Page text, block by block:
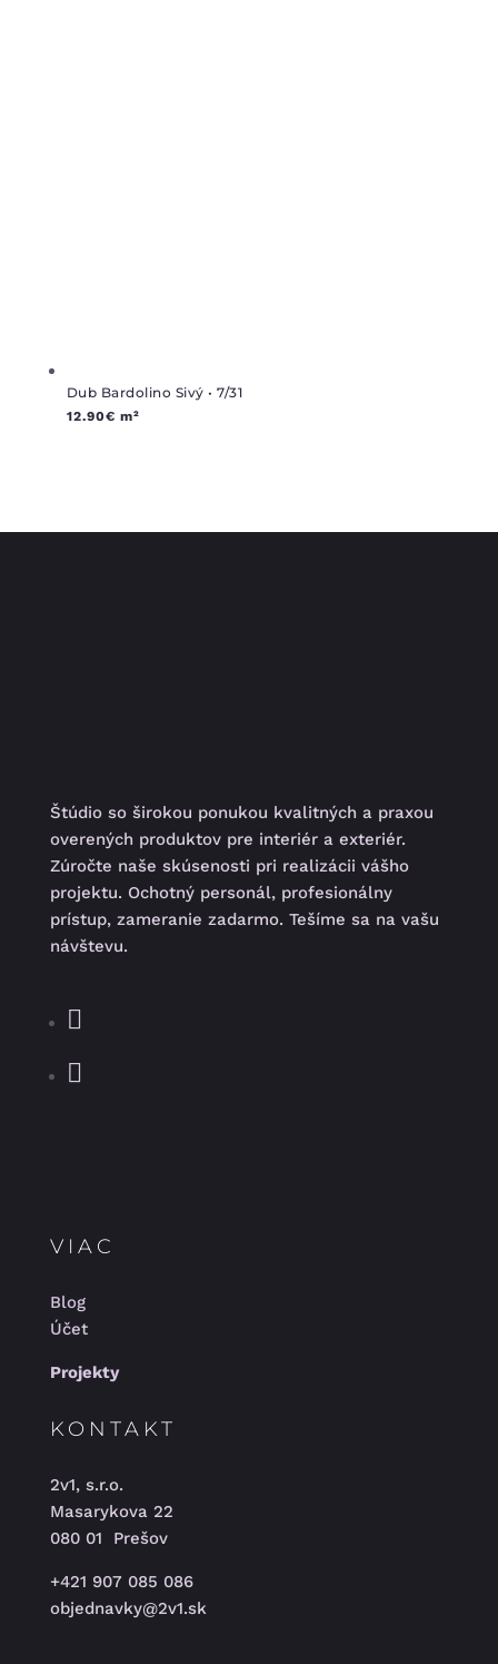
Dub Bardolino Sivý • 7/31
12.90€ m²
Štúdio so širokou ponukou kvalitných a praxou
overených produktov pre interiér a exteriér.
Zúročte naše skúsenosti pri realizácii vášho
projektu. Ochotný personál, profesionálny
prístup, zameranie zadarmo. Tešíme sa na vašu
návštevu.
VIAC
Blog
Účet
Projekty
KONTAKT
2v1, s.r.o.
Masarykova 22
080 01 Prešov
+421 907 085 086
objednavky@2v1.sk